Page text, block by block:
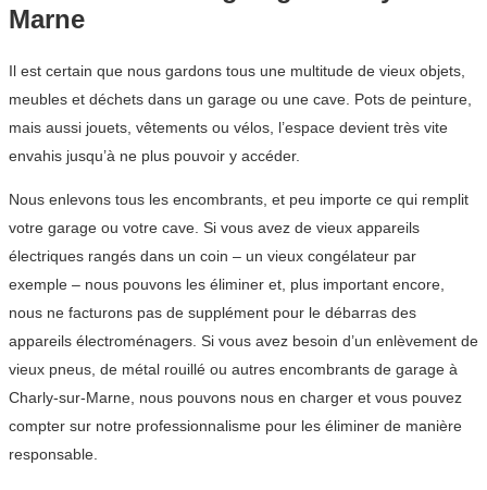
Marne
Il est certain que nous gardons tous une multitude de vieux objets,
meubles et déchets dans un garage ou une cave. Pots de peinture,
mais aussi jouets, vêtements ou vélos, l’espace devient très vite
envahis jusqu’à ne plus pouvoir y accéder.
Nous enlevons tous les encombrants, et peu importe ce qui remplit
votre garage ou votre cave. Si vous avez de vieux appareils
électriques rangés dans un coin – un vieux congélateur par
exemple – nous pouvons les éliminer et, plus important encore,
nous ne facturons pas de supplément pour le débarras des
appareils électroménagers. Si vous avez besoin d’un enlèvement de
vieux pneus, de métal rouillé ou autres encombrants de garage à
Charly-sur-Marne, nous pouvons nous en charger et vous pouvez
compter sur notre professionnalisme pour les éliminer de manière
responsable.